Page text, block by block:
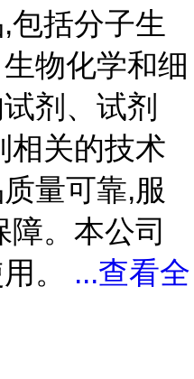
包括分子生
物化学和细
剂、试剂
相关的技术
量可靠,服
。本公司
。 ...查看全